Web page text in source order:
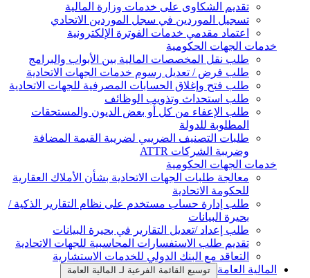
تقديم الشكاوى على خدمات وزارة المالية
تسجيل الموردين في سجل الموردين الاتحادي
اعتماد مقدمي خدمات الفوترة الإلكترونية
خدمات الجهات الحكومية
طلب نقل المخصصات المالية بين الأبواب والبرامج
طلب فرض / تعديل رسوم خدمات الجهات الاتحادية
طلب فتح وإغلاق الحسابات المصرفية للجهات الاتحادية
طلب استحداث وتذويب الوظائف
طلب الإعفاء من كل أو بعض الديون والمستحقات
المطلوبة للدولة
طلبات التصنيف الضريبي لضريبة القيمة المضافة
وضريبة الشركات ATTR
خدمات الجهات الحكومية
معالجة طلبات الجهات الاتحادية بشأن الأملاك العقارية
للحكومة الاتحادية
طلب إدارة حساب مستخدم على نظام التقارير الذكية /
بحيرة البيانات
طلب إعداد /تعديل التقارير في بحيرة البيانات
تقديم طلب الاستفسارات المحاسبية للجهات الاتحادية
التعاقد مع البنك الدولي للخدمات الاستشارية
المالية العامة
توسيع القائمة الفرعية لـ المالية العامة